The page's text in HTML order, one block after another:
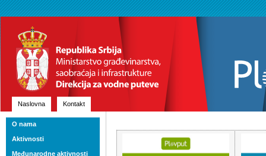
Naslovna Kontakt
O nama
Aktivnosti
Međunarodne aktivnosti